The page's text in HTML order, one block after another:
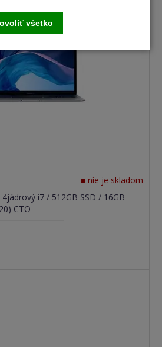
nie je skladom
i7 / 512GB SSD / 16GB
CTO
všetko